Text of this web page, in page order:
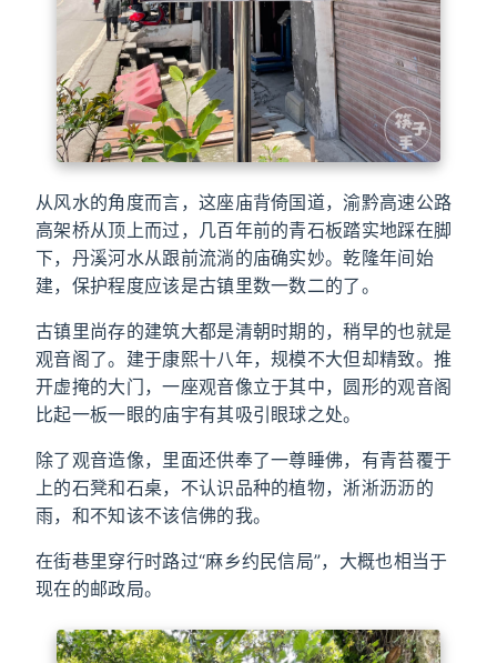
从风水的角度而言，这座庙背倚国道，渝黔高速公路
高架桥从顶上而过，几百年前的青石板踏实地踩在脚
下，丹溪河水从跟前流淌的庙确实妙。乾隆年间始
建，保护程度应该是古镇里数一数二的了。
古镇里尚存的建筑大都是清朝时期的，稍早的也就是
观音阁了。建于康熙十八年，规模不大但却精致。推
开虚掩的大门，一座观音像立于其中，圆形的观音阁
比起一板一眼的庙宇有其吸引眼球之处。
除了观音造像，里面还供奉了一尊睡佛，有青苔覆于
上的石凳和石桌，不认识品种的植物，淅淅沥沥的
雨，和不知该不该信佛的我。
在街巷里穿行时路过“麻乡约民信局”，大概也相当于
现在的邮政局。